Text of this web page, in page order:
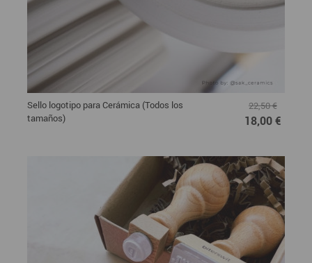
Sello logotipo para Cerámica (Todos los
tamaños)
22,50 €
18,00 €